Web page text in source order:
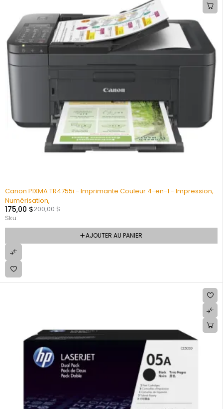
Canon PIXMA TR4755i - Imprimante Couleur 4-en-1 - Impression,
Numérisation,
200,00$
175,00 $
Sku:
AJOUTER AU PANIER